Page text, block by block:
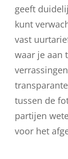
geeft
kunt
vast
waar je aan
tussen de
partijen
voor het